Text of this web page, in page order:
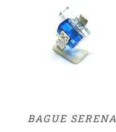
BAGUE SERENA